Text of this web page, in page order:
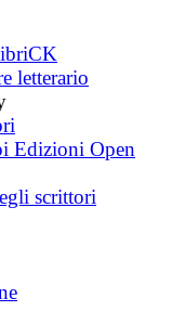
letterario
Edizioni Open
scrittori